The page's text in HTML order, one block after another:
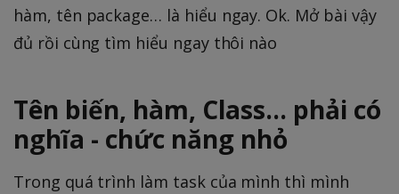
hàm, tên package… là hiểu ngay. Ok. Mở bài vậy
đủ rồi cùng tìm hiểu ngay thôi nào
Tên biến, hàm, Class… phải có
nghĩa - chức năng nhỏ
Trong quá trình làm task của mình thì mình